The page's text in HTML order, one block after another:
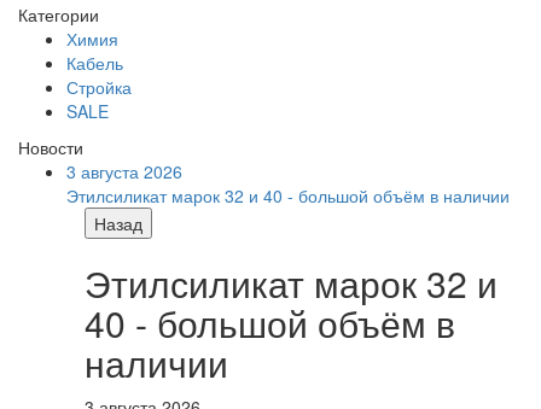
Категории
Химия
Кабель
Стройка
SALE
Новости
3 августа 2026
Этилсиликат марок 32 и 40 - большой объём в наличии
Назад
Этилсиликат марок 32 и
40 - большой объём в
наличии